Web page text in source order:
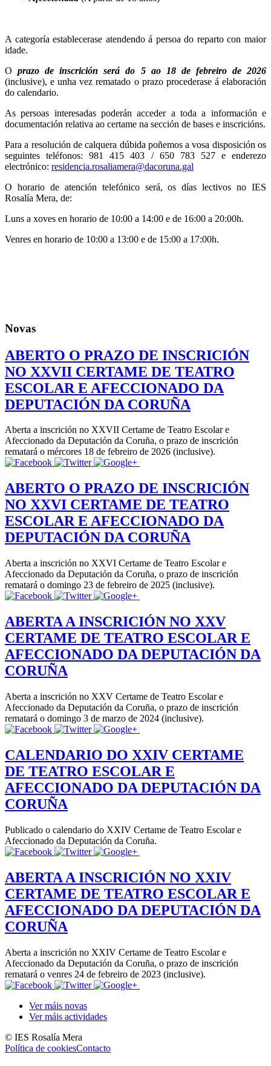
A categoría establecerase atendendo á persoa do reparto con maior
idade.
Oprazo de inscrición será do 5 ao 18 de febreiro de 2026
(inclusive), e unha vez rematado o prazo procederase á elaboración
do calendario.
As persoas interesadas poderán acceder a toda a información e
documentación relativa ao certame na sección de bases e inscricións.
Para a resolución de calquera dúbida poñemos a vosa disposición os
seguintes teléfonos: 981 415 403 / 650 783 527 e enderezo
electrónico: residencia.rosaliamera@dacoruna.gal
O horario de atención telefónico será, os días lectivos no IES
Rosalía Mera, de:
Luns a xoves en horario de 10:00 a 14:00 e de 16:00 a 20:00h.
Venres en horario de 10:00 a 13:00 e de 15:00 a 17:00h.
Novas
ABERTO O PRAZO DE INSCRICIÓN
NO XXVII CERTAME DE TEATRO
ESCOLAR E AFECCIONADO DA
DEPUTACIÓN DA CORUÑA
Aberta a inscrición no XXVII Certame de Teatro Escolar e
Afeccionado da Deputación da Coruña, o prazo de inscrición
rematará o mércores 18 de febreiro de 2026 (inclusive).
ABERTO O PRAZO DE INSCRICIÓN
NO XXVI CERTAME DE TEATRO
ESCOLAR E AFECCIONADO DA
DEPUTACIÓN DA CORUÑA
Aberta a inscrición no XXVI Certame de Teatro Escolar e
Afeccionado da Deputación da Coruña, o prazo de inscrición
rematará o domingo 23 de febreiro de 2025 (inclusive).
ABERTA A INSCRICIÓN NO XXV
CERTAME DE TEATRO ESCOLAR E
AFECCIONADO DA DEPUTACIÓN DA
CORUÑA
Aberta a inscrición no XXV Certame de Teatro Escolar e
Afeccionado da Deputación da Coruña, o prazo de inscrición
rematará o domingo 3 de marzo de 2024 (inclusive).
CALENDARIO DO XXIV CERTAME
DE TEATRO ESCOLAR E
AFECCIONADO DA DEPUTACIÓN DA
CORUÑA
Publicado o calendario do XXIV Certame de Teatro Escolar e
Afeccionado da Deputación da Coruña.
ABERTA A INSCRICIÓN NO XXIV
CERTAME DE TEATRO ESCOLAR E
AFECCIONADO DA DEPUTACIÓN DA
CORUÑA
Aberta a inscrición no XXIV Certame de Teatro Escolar e
Afeccionado da Deputación da Coruña, o prazo de inscrición
rematará o venres 24 de febreiro de 2023 (inclusive).
Ver máis novas
Ver máis actividades
© IES Rosalía Mera
Política de cookiesContacto